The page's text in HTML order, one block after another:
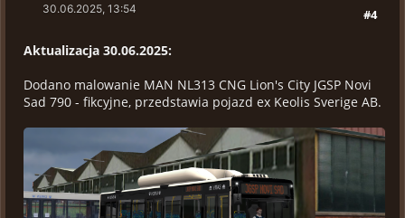
#4
30.06.2025, 13:54
Aktualizacja 30.06.2025:
Dodano malowanie MAN NL313 CNG Lion's City JGSP Novi
Sad 790 - fikcyjne, przedstawia pojazd ex Keolis Sverige AB.